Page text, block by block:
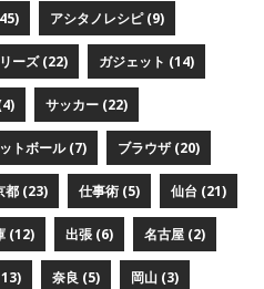
アシタノレシピ (9)
ーズ (22) ガジェット (14)
サッカー (22)
トボール (7) ブラウザ (20)
都 (23) 仕事術 (5) 仙台 (21)
(12) 出張 (6) 名古屋 (2)
奈良 (5) 岡山 (3)